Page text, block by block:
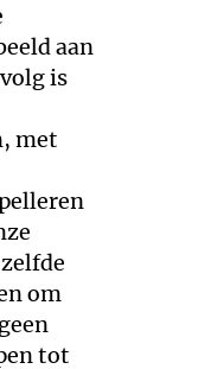
aan
is
met
om
tot